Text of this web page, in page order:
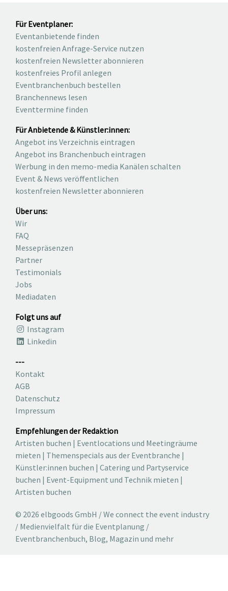
Für Eventplaner:
Eventanbietende finden
kostenfreien Anfrage-Service nutzen
kostenfreien Newsletter abonnieren
kostenfreies Profil anlegen
Eventbranchenbuch bestellen
Branchennews lesen
Eventtermine finden
Für Anbietende & Künstler:innen:
Angebot ins Verzeichnis eintragen
Angebot ins Branchenbuch eintragen
Werbung in den memo-media Kanälen schalten
Event & News veröffentlichen
kostenfreien Newsletter abonnieren
Über uns:
Wir
FAQ
Messepräsenzen
Partner
Testimonials
Jobs
Mediadaten
Folgt uns auf
Instagram
Linkedin
---
Kontakt
AGB
Datenschutz
Impressum
Empfehlungen der Redaktion
Artisten buchen | Eventlocations und Meetingräume
mieten | Themenspecials aus der Eventbranche |
Künstler:innen buchen | Catering und Partyservice
buchen | Event-Equipment und Technik mieten |
Artisten buchen
© 2026 elbgoods GmbH / We connect the event industry
/ Medienvielfalt für die Eventplanung /
Eventbranchenbuch, Blog, Magazin und mehr